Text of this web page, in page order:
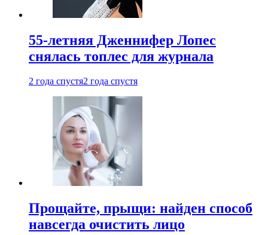
55-летняя Дженнифер Лопес
снялась топлес для журнала
2 года спустя2 года спустя
Прощайте, прыщи: найден способ
навсегда очистить лицо